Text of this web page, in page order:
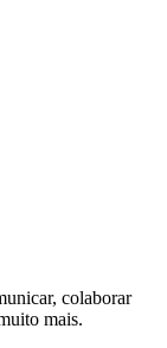
colaborar
mais.